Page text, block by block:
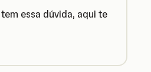
essa dúvida, aqui te